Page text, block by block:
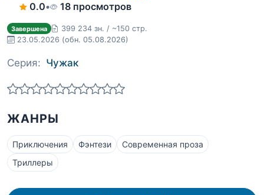
0.0• 18 просмотров
Завершена
399 234 зн. / ~150 стр.
23.05.2026 (обн. 05.08.2026)
Серия: Чужак
ЖАНРЫ
Приключения Фэнтези
Современная проза
Триллеры